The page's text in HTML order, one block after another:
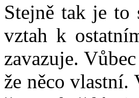
Stejně tak je
vztah k
zavazuje.
že něco vlastní.